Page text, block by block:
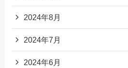
2024年8月
2024年7月
2024年6月